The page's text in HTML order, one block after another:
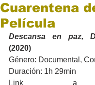
Cuarentena
Película
Descansa en paz,
(2020)
Género: Documental,
Duración: 1h 29min